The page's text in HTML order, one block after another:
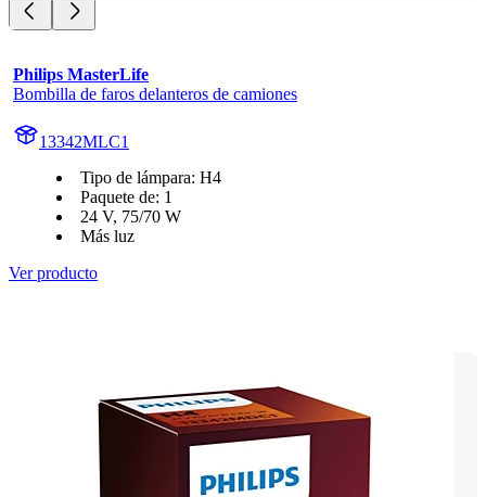
Philips MasterLife
Bombilla de faros delanteros de camiones
13342MLC1
Tipo de lámpara: H4
Paquete de: 1
24 V, 75/70 W
Más luz
Ver producto